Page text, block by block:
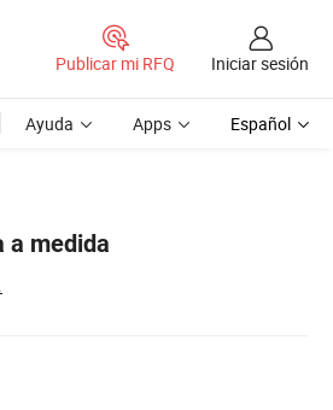
Publicar mi RFQ Iniciar sesión
Ayuda Apps Español
a medida